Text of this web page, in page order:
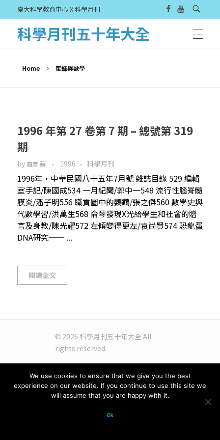
臺大科學教育中心 X 科學月刊
科學月刊五十年大全
Home 蜜蜂與數學
1996 年第 27 卷第 7 期 – 總號第 319
期
by 裔彥 蘇 1996 科學月刊
1996年，中華民國八十五年7月號 雜誌目錄 529 編輯
室手記/陳國成534 一月紀聞/郭中一548 流行性腦脊髓
膜炎/潘子明556 職貢圖中的鸚鵡/張之傑560 數學史與
代數學習/洪萬生568 侖琴發現X光給學生和社會的贈
言及身教/陳光耀572 左傾變得更左/袁尚賢574 恐龍蛋
DNA研究── ...
閱讀全文
© 2026 科學月刊五十年大全 All
rights reserved.
We use cookies to ensure that we give you the best
experience on our website. If you continue to use this site we
will assume that you are happy with it.
Ok